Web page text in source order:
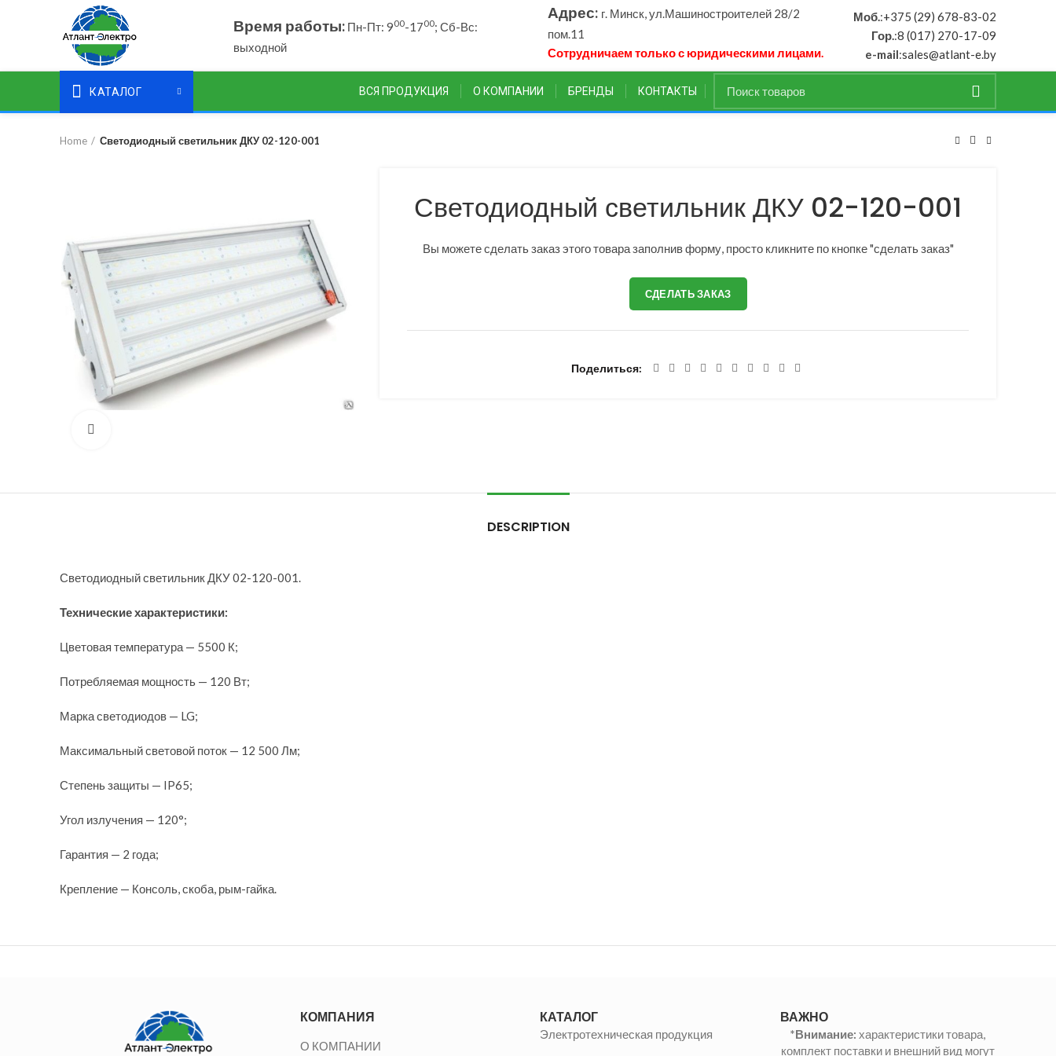
Время работы:Пн-Пт: 900-1700; Сб-Вс:
выходной
Адрес: г. Минск, ул.Машиностроителей 28/2
пом.11
Сотрудничаем только с юридическими лицами.
Моб.:+375 (29) 678-83-02
Гор.:8 (017) 270-17-09
e-mail:sales@atlant-e.by
КАТАЛОГ ВСЯ ПРОДУКЦИЯ О КОМПАНИИ БРЕНДЫ КОНТАКТЫ
Home Светодиодный светильник ДКУ 02-120-001
Светодиодный светильник ДКУ 02-120-001
Вы можете сделать заказ этого товара заполнив форму, просто кликните по кнопке "сделать заказ"
СДЕЛАТЬ ЗАКАЗ
Поделиться
DESCRIPTION
Светодиодный светильник ДКУ 02-120-001.
Технические характеристики:
Цветовая температура — 5500 К;
Потребляемая мощность — 120 Вт;
Марка светодиодов — LG;
Максимальный световой поток — 12 500 Лм;
Степень защиты — IP65;
Угол излучения — 120°;
Гарантия — 2 года;
Крепление — Консоль, скоба, рым-гайка.
КОМПАНИЯ
О КОМПАНИИ
КАТАЛОГ
Электротехническая продукция
ВАЖНО
*Внимание: характеристики товара,
комплект поставки и внешний вид могут